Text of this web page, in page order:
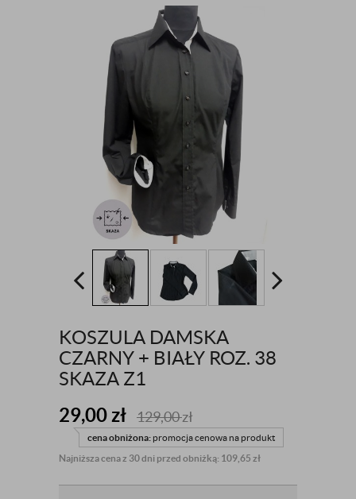
KOSZULA DAMSKA
CZARNY + BIAŁY ROZ. 38
SKAZA Z1
29,00zł 129,00zł
cena obniżona: promocja cenowa na produkt
Najniższa cena z 30 dni przed obniżką: 109,65 zł